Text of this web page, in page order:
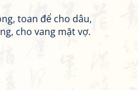
toan để cho dâu,
cho vang mặt vợ.